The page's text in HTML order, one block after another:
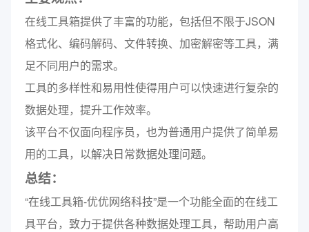
在线工具箱提供了丰富的功能，包括但不限于JSON
格式化、编码解码、文件转换、加密解密等工具，满
足不同用户的需求。
工具的多样性和易用性使得用户可以快速进行复杂的
数据处理，提升工作效率。
该平台不仅面向程序员，也为普通用户提供了简单易
用的工具，以解决日常数据处理问题。
总结：
“在线工具箱-优优网络科技”是一个功能全面的在线工
具平台，致力于提供各种数据处理工具，帮助用户高